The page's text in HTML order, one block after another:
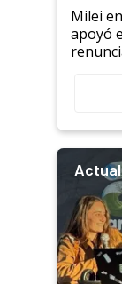
Milei
apoyó